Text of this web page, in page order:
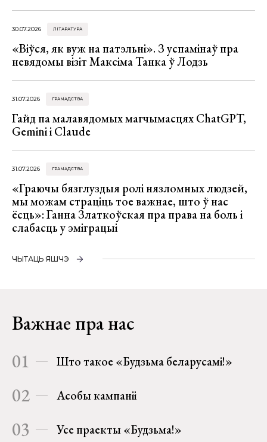
30.07.2026 ЛІТАРАТУРА
«Віўся, як вуж на патэльні». З успамінаў пра
невядомы візіт Максіма Танка ў Лодзь
31.07.2026 ГРАМАДСТВА
Гайд па малавядомых магчымасцях ChatGPT,
Gemini і Claude
31.07.2026 ГРАМАДСТВА
«Граючы бязглуздыя ролі нязломных людзей,
мы можам страціць тое важнае, што ў нас
ёсць»: Ганна Златкоўская пра права на боль і
слабасць у эміграцыі
ЧЫТАЦЬ ЯШЧЭ
Важнае пра нас
01 Што такое «Будзьма беларусамі!»
02 Асобы кампаніі
03 Усе праекты «Будзьма!»